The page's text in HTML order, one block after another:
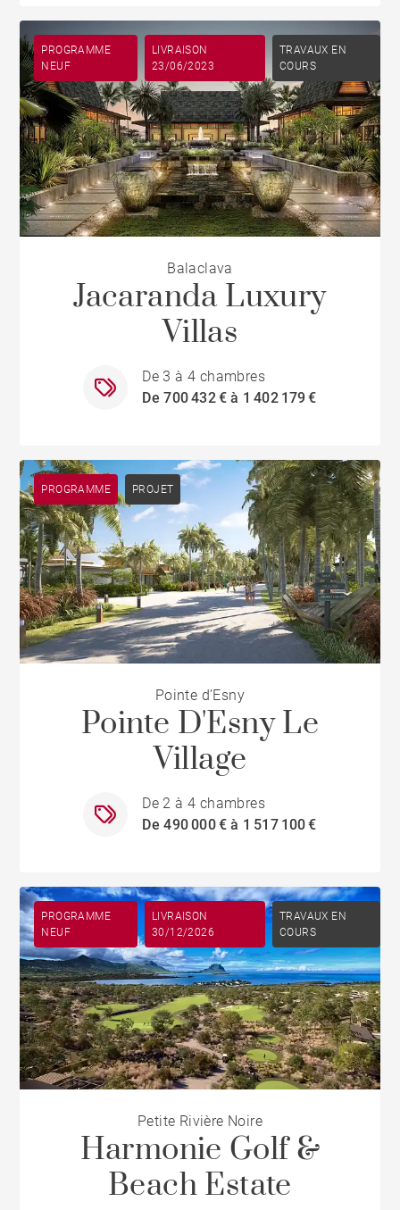
PROGRAMME
NEUF
LIVRAISON
23/06/2023
TRAVAUX EN
COURS
Balaclava
Jacaranda Luxury
Villas
De 3 à 4 chambres
De 700 432 € à 1 402 179 €
PROGRAMME PROJET
Pointe d’Esny
Pointe D'Esny Le
Village
De 2 à 4 chambres
De 490 000 € à 1 517 100 €
PROGRAMME
NEUF
LIVRAISON
30/12/2026
TRAVAUX EN
COURS
Petite Rivière Noire
Harmonie Golf &
Beach Estate